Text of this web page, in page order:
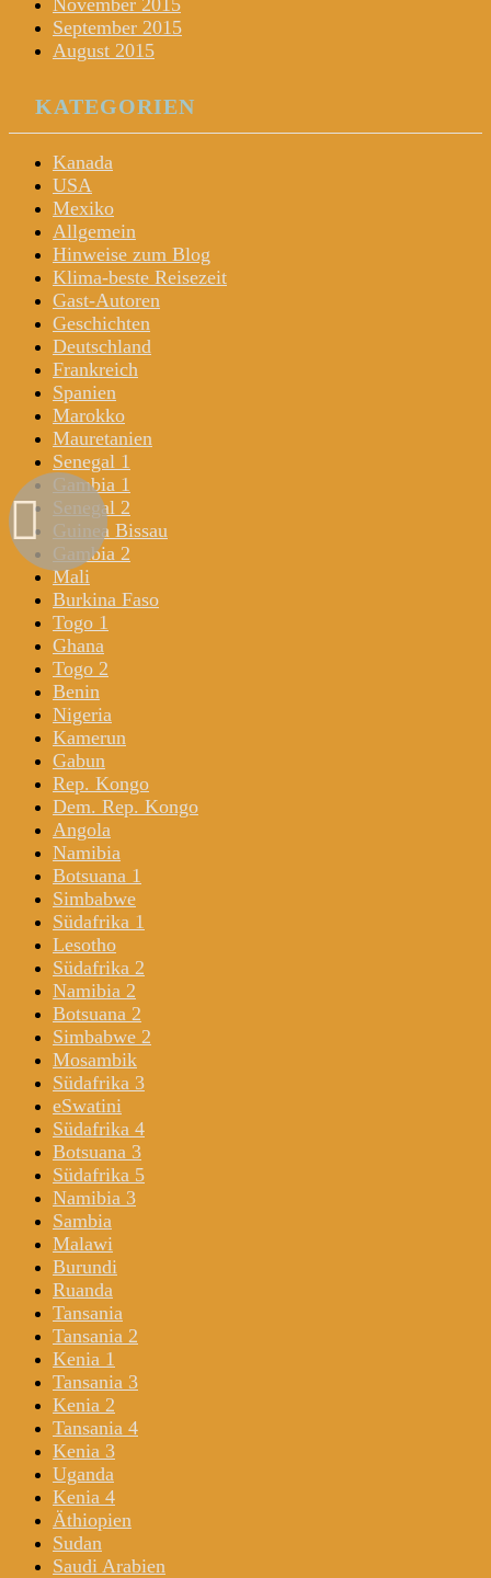
September 2015
August 2015
KATEGORIEN
Kanada
USA
Mexiko
Allgemein
Hinweise zum Blog
Klima-beste Reisezeit
Gast-Autoren
Geschichten
Deutschland
Frankreich
Spanien
Marokko
Mauretanien
Senegal 1
Gambia 1
Senegal 2
Guinea Bissau
Gambia 2
Mali
Burkina Faso
Togo 1
Ghana
Togo 2
Benin
Nigeria
Kamerun
Gabun
Rep. Kongo
Dem. Rep. Kongo
Angola
Namibia
Botsuana 1
Simbabwe
Südafrika 1
Lesotho
Südafrika 2
Namibia 2
Botsuana 2
Simbabwe 2
Mosambik
Südafrika 3
eSwatini
Südafrika 4
Botsuana 3
Südafrika 5
Namibia 3
Sambia
Malawi
Burundi
Ruanda
Tansania
Tansania 2
Kenia 1
Tansania 3
Kenia 2
Tansania 4
Kenia 3
Uganda
Kenia 4
Äthiopien
Sudan
Saudi Arabien